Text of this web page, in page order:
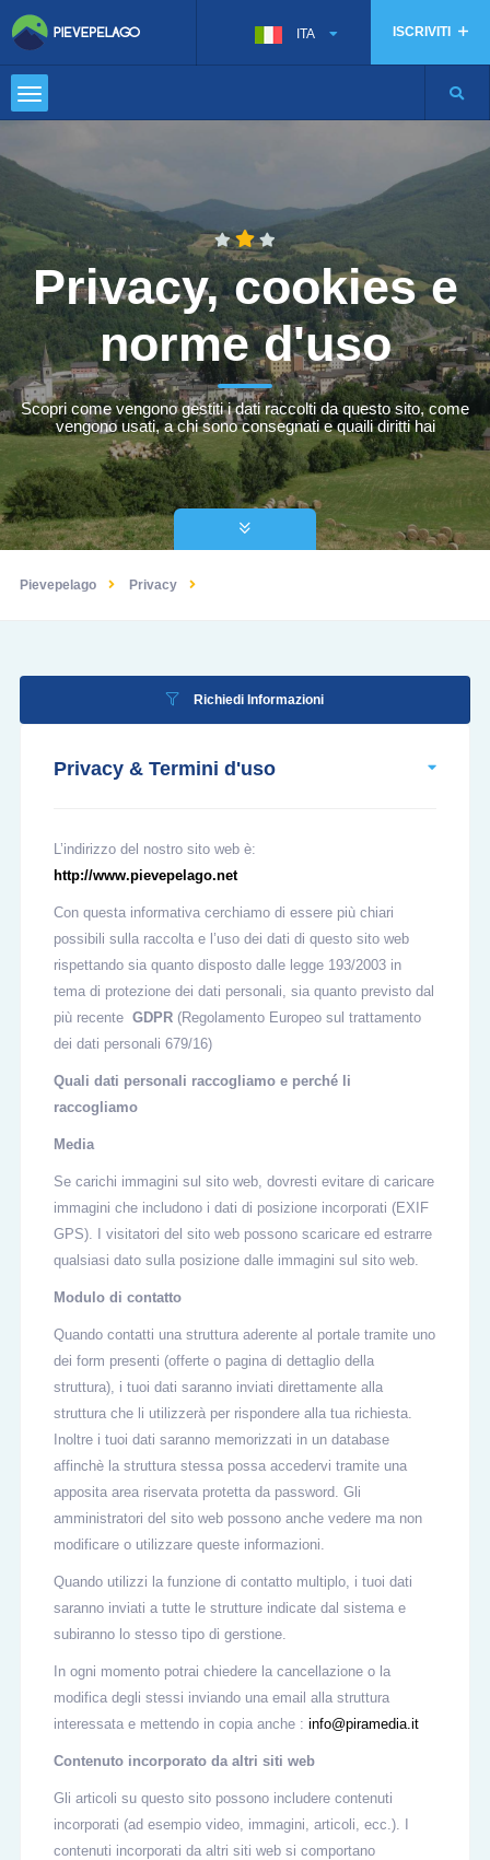
ISCRIVITI
ITA
Privacy, cookies e
norme d'uso
Scopri come vengono gestiti i dati raccolti da questo sito, come
vengono usati, a chi sono consegnati e quaili diritti hai
Pievepelago Privacy
Richiedi Informazioni
Privacy & Termini d'uso
L’indirizzo del nostro sito web è:
http://www.pievepelago.net
Con questa informativa cerchiamo di essere più chiari
possibili sulla raccolta e l’uso dei dati di questo sito web
rispettando sia quanto disposto dalle legge 193/2003 in
tema di protezione dei dati personali, sia quanto previsto dal
più recente GDPR(Regolamento Europeo sul trattamento
dei dati personali 679/16)
Quali dati personali raccogliamo e perché li
raccogliamo
Media
Se carichi immagini sul sito web, dovresti evitare di caricare
immagini che includono i dati di posizione incorporati (EXIF
GPS). I visitatori del sito web possono scaricare ed estrarre
qualsiasi dato sulla posizione dalle immagini sul sito web.
Modulo di contatto
Quando contatti una struttura aderente al portale tramite uno
dei form presenti (offerte o pagina di dettaglio della
struttura), i tuoi dati saranno inviati direttamente alla
struttura che li utilizzerà per rispondere alla tua richiesta.
Inoltre i tuoi dati saranno memorizzati in un database
affinchè la struttura stessa possa accedervi tramite una
apposita area riservata protetta da password. Gli
amministratori del sito web possono anche vedere ma non
modificare o utilizzare queste informazioni.
Quando utilizzi la funzione di contatto multiplo, i tuoi dati
saranno inviati a tutte le strutture indicate dal sistema e
subiranno lo stesso tipo di gerstione.
In ogni momento potrai chiedere la cancellazione o la
modifica degli stessi inviando una email alla struttura
interessata e mettendo in copia anche : info@piramedia.it
Contenuto incorporato da altri siti web
Gli articoli su questo sito possono includere contenuti
incorporati (ad esempio video, immagini, articoli, ecc.). I
contenuti incorporati da altri siti web si comportano